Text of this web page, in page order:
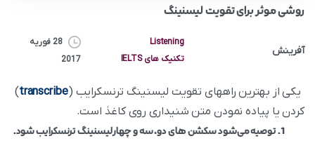
روشی موثر برای تقویت لیسنینگ
آفرینش
Listening
تکنیک های IELTS
28 فوریه
2017
یکى از بهترین راههاى تقویت لیسنینگ ترنسکرایب (transcribe
)
کردن یا پیاده نمودن متن شنیداری روی کاغذ است.
توصیه می‌شود سکشن های دو، سه و چهار لیسنینگ ترنسکرایب شود.